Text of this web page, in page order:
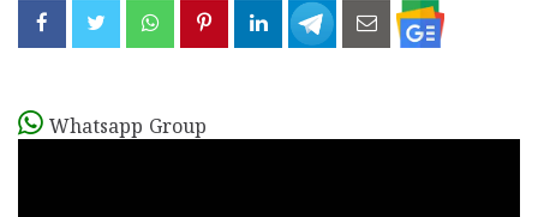
Whatsapp Group